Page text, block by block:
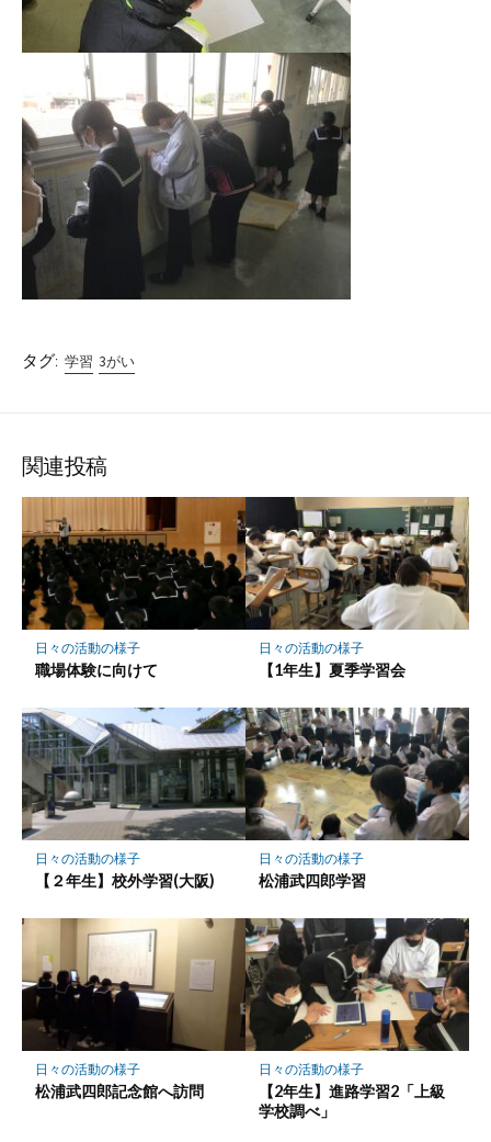
タグ: 学習 3がい
関連投稿
日々の活動の様子
職場体験に向けて
日々の活動の様子
【1年生】夏季学習会
日々の活動の様子
【２年生】校外学習(大阪)
日々の活動の様子
松浦武四郎学習
日々の活動の様子
松浦武四郎記念館へ訪問
日々の活動の様子
【2年生】進路学習2「上級
学校調べ」